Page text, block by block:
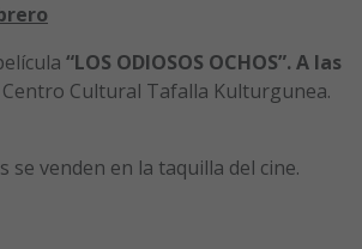
“LOS ODIOSOS OCHOS”. A las
Centro Cultural Tafalla Kulturgunea.
se venden en la taquilla del cine.